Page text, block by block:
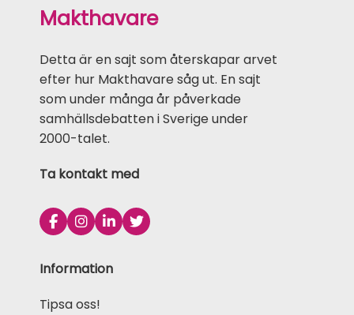
Makthavare
Detta är en sajt som återskapar arvet
efter hur Makthavare såg ut. En sajt
som under många år påverkade
samhällsdebatten i Sverige under
2000-talet.
Ta kontakt med
Information
Tipsa oss!